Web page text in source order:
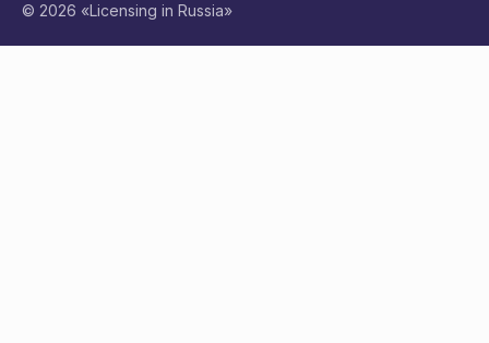
© 2026 «Licensing in Russia»